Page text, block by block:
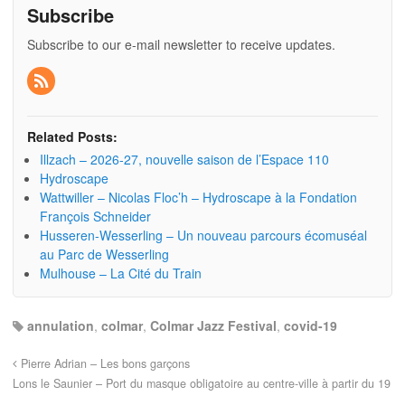
Subscribe
Subscribe to our e-mail newsletter to receive updates.
Related Posts:
Illzach – 2026-27, nouvelle saison de l’Espace 110
Hydroscape
Wattwiller – Nicolas Floc’h – Hydroscape à la Fondation
François Schneider
Husseren-Wesserling – Un nouveau parcours écomuséal
au Parc de Wesserling
Mulhouse – La Cité du Train
annulation, colmar, Colmar Jazz Festival, covid-19
Pierre Adrian – Les bons garçons
Lons le Saunier – Port du masque obligatoire au centre-ville à partir du 19